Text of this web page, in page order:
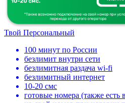
Твой Персональный
100 минут по России
безлимит внутри сети
безлимитная раздача wi-fi
безлимитный интернет
10-20 смс
готовые номера (также